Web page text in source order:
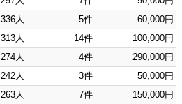
336人 5件
60,000円
313人 14件
100,000円
274人 4件
290,000円
242人 3件
50,000円
263人 7件
150,000円